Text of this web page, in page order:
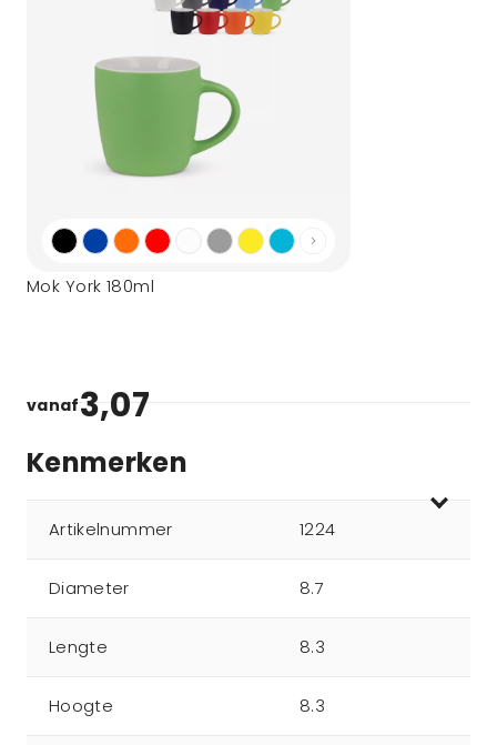
Mok York 180ml
vanaf3,07
Kenmerken
Artikelnummer 1224
Diameter 8.7
Lengte 8.3
Hoogte 8.3